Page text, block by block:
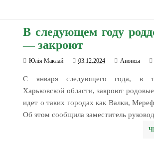
В следующем году
— закроют
Юлія Маклай 03.12.2024 Анонсы
С января следующего года, в
Харьковской области, закроют
идет о таких городах как Валки,
Об этом сообщила заместитель